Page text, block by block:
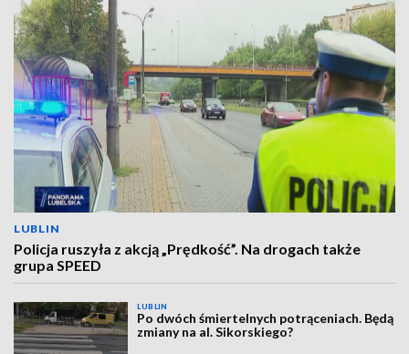
LUBLIN
Policja ruszyła z akcją „Prędkość”. Na drogach także
grupa SPEED
LUBLIN
Po dwóch śmiertelnych potrąceniach. Będą
zmiany na al. Sikorskiego?